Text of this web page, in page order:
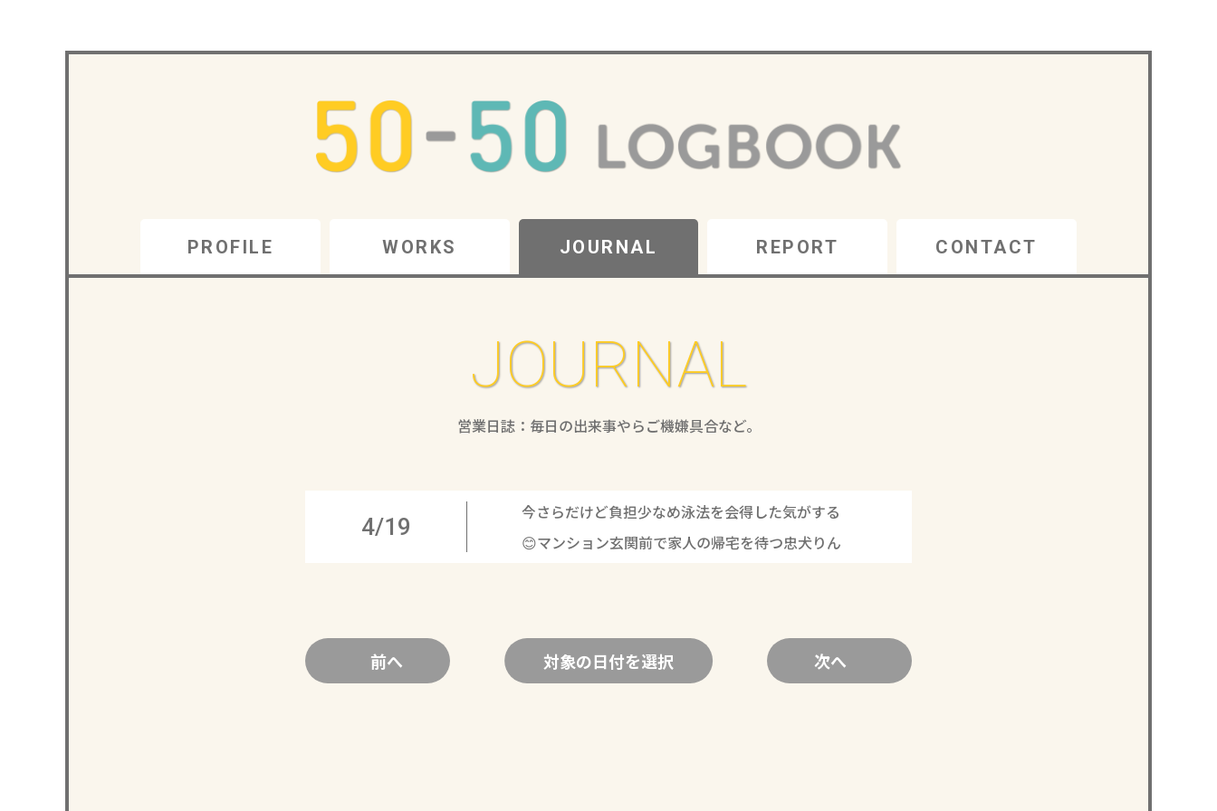
PROFILE WORKS JOURNAL REPORT CONTACT
JOURNAL
営業日誌：毎日の出来事やらご機嫌具合など。
4/19
今さらだけど負担少なめ泳法を会得した気がする
😊マンション玄関前で家人の帰宅を待つ忠犬りん
前へ 次へ
対象の日付を選択